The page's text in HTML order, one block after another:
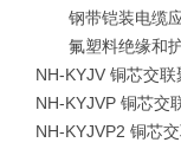
钢带铠装电缆应
氟塑料绝缘和护
NH-KYJV 铜芯交
NH-KYJVP 铜芯交
NH-KYJVP2 铜芯